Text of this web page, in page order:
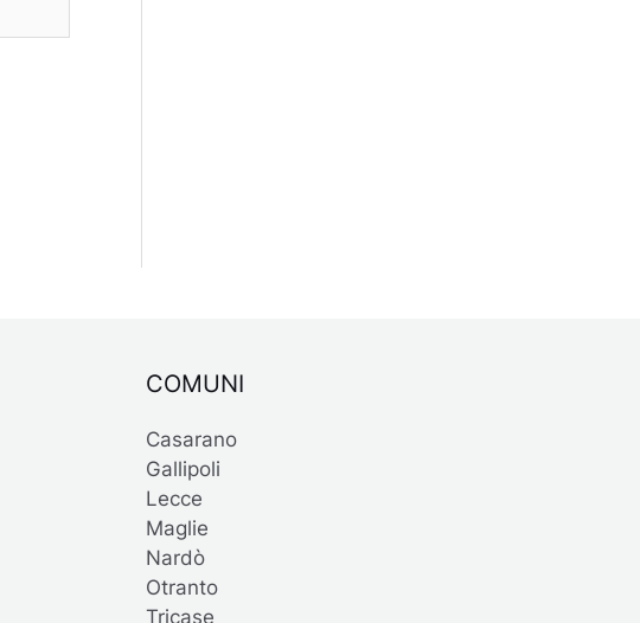
COMUNI
Casarano
Gallipoli
Lecce
Maglie
Nardò
Otranto
Tricase